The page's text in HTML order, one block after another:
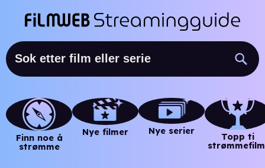
Finn noe å
strømme
Nye filmer Nye serier
Topp ti